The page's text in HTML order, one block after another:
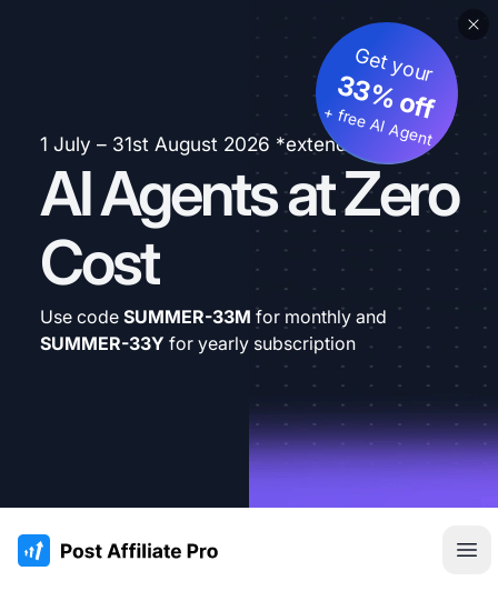
1 July – 31st August 2026 *extended
AI Agents at Zero
Cost
Get your
33% off
+ free AI Agent
Use code SUMMER-33M for monthly and
SUMMER-33Y for yearly subscription
:site.title